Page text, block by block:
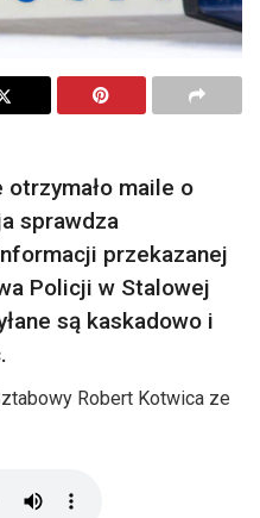
maile o
sprawdza
przekazanej
Policji w Stalowej
są kaskadowo i
Robert Kotwica ze